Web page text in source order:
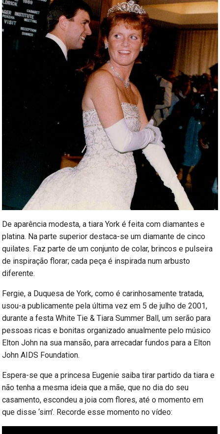
De aparência modesta, a tiara York é feita com diamantes e
platina. Na parte superior destaca-se um diamante de cinco
quilates. Faz parte de um conjunto de colar, brincos e pulseira
de inspiração florar; cada peça é inspirada num arbusto
diferente.
Fergie, a Duquesa de York, como é carinhosamente tratada,
usou-a publicamente pela última vez em 5 de julho de 2001,
durante a festa White Tie & Tiara Summer Ball, um serão para
pessoas ricas e bonitas organizado anualmente pelo músico
Elton John na sua mansão, para arrecadar fundos para a Elton
John AIDS Foundation.
Espera-se que a princesa Eugenie saiba tirar partido da tiara e
não tenha a mesma ideia que a mãe, que no dia do seu
casamento, escondeu a joia com flores, até o momento em
que disse ‘sim’. Recorde esse momento no vídeo: